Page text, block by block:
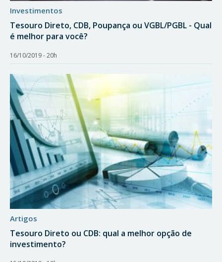
investimentos
Tesouro Direto, CDB, Poupança ou VGBL/PGBL - Qual
é melhor para você?
16/10/2019 - 20h
artigos
Tesouro Direto ou CDB: qual a melhor opção de
investimento?